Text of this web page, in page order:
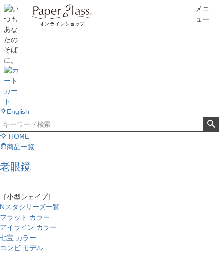
メニ
ュー
カー
ト
English
HOME
商品一覧
老眼鏡
［小型シェイプ］
Nスタシリーズ一覧
フラット カラー
アイライン カラー
七宝 カラー
コンビ モデル